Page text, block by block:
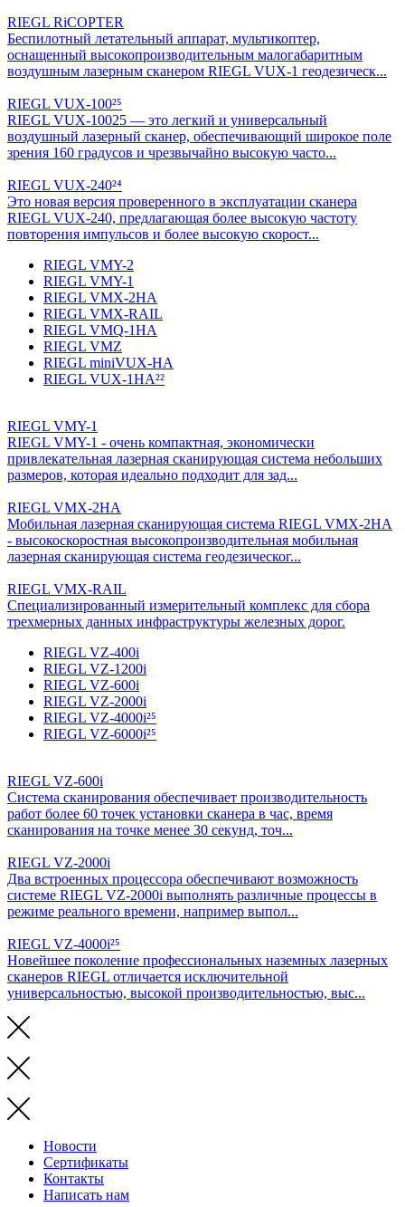
RIEGL RiCOPTER
Беспилотный летательный аппарат, мультикоптер,
оснащенный высокопроизводительным малогабаритным
воздушным лазерным сканером RIEGL VUX-1 геодезическ...
RIEGL VUX-100²⁵
RIEGL VUX-10025 — это легкий и универсальный
воздушный лазерный сканер, обеспечивающий широкое поле
зрения 160 градусов и чрезвычайно высокую часто...
RIEGL VUX-240²⁴
Это новая версия проверенного в эксплуатации сканера
RIEGL VUX-240, предлагающая более высокую частоту
повторения импульсов и более высокую скорост...
RIEGL VMY-2
RIEGL VMY-1
RIEGL VMX-2HA
RIEGL VMX-RAIL
RIEGL VMQ-1HA
RIEGL VMZ
RIEGL miniVUX-HA
RIEGL VUX-1HA²²
RIEGL VMY-1
RIEGL VMY-1 - очень компактная, экономически
привлекательная лазерная сканирующая система небольших
размеров, которая идеально подходит для зад...
RIEGL VMX-2HA
Мобильная лазерная сканирующая система RIEGL VMX-2HA
- высокоскоростная высокопроизводительная мобильная
лазерная сканирующая система геодезическог...
RIEGL VMX-RAIL
Специализированный измерительный комплекс для сбора
трехмерных данных инфраструктуры железных дорог.
RIEGL VZ-400i
RIEGL VZ-1200i
RIEGL VZ-600i
RIEGL VZ-2000i
RIEGL VZ-4000i²⁵
RIEGL VZ-6000i²⁵
RIEGL VZ-600i
Система сканирования обеспечивает производительность
работ более 60 точек установки сканера в час, время
сканирования на точке менее 30 секунд, точ...
RIEGL VZ-2000i
Два встроенных процессора обеспечивают возможность
системе RIEGL VZ-2000i выполнять различные процессы в
режиме реального времени, например выпол...
RIEGL VZ-4000i²⁵
Новейшее поколение профессиональных наземных лазерных
сканеров RIEGL отличается исключительной
универсальностью, высокой производительностью, выс...
Новости
Сертификаты
Контакты
Написать нам